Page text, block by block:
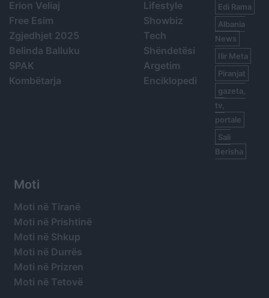
Erion Veliaj
Free Esim
Zgjedhjet 2025
Belinda Balluku
SPAK
Kombëtarja
Lifestyle
Showbiz
Tech
Shëndetësi
Argetim
Enciklopedi
Edi Rama
Albania
News
Ilir Meta
Piranjat
gazeta,
tv,
portale
Sali
Berisha
Moti
Moti në Tiranë
Moti në Prishtinë
Moti në Shkup
Moti në Durrës
Moti në Prizren
Moti në Tetovë